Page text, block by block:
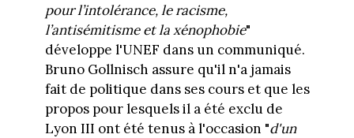
pour l’intolérance, le racisme,
l’antisémitisme et la xénophobie"
développe l'UNEF dans un communiqué.
Bruno Gollnisch assure qu'il n'a jamais
fait de politique dans ses cours et que les
propos pour lesquels il a été exclu de
Lyon III ont été tenus à l'occasion "d'un